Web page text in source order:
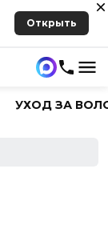
Открыть
УХОД ЗА